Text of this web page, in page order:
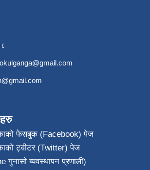
फेसबुक (Facebook) पेज
ट्वीटर (Twitter) पेज
गुनासो ब्यवस्थापन प्रणाली)